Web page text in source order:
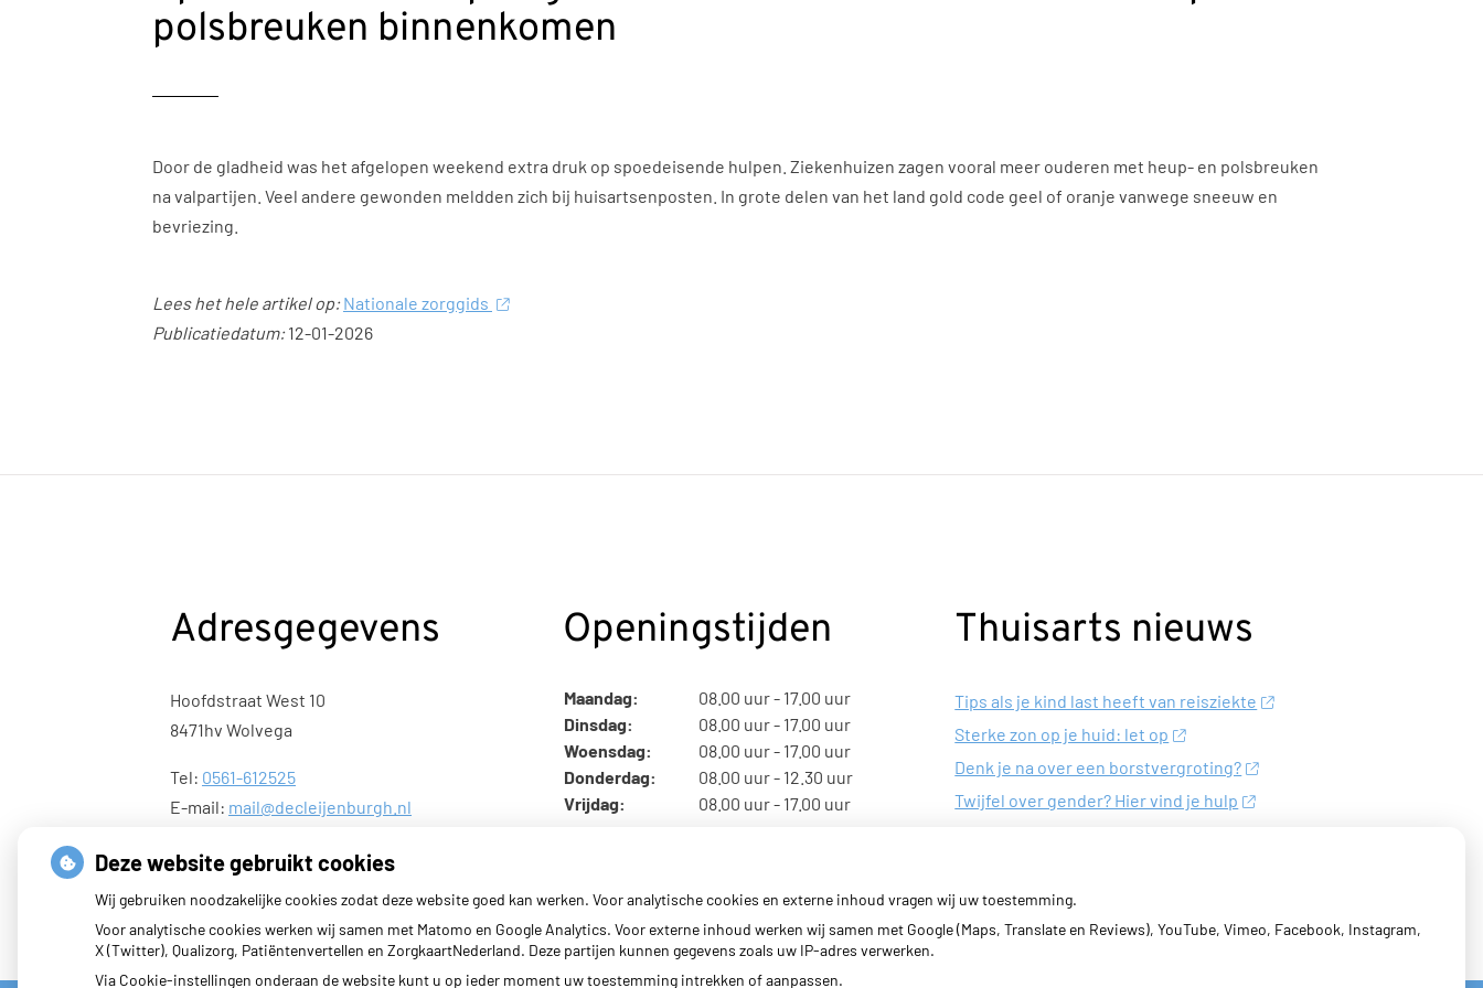
polsbreuken binnenkomen
Door de gladheid was het afgelopen weekend extra druk op spoedeisende hulpen. Ziekenhuizen zagen vooral meer ouderen met heup- en polsbreuken
na valpartijen. Veel andere gewonden meldden zich bij huisartsenposten. In grote delen van het land gold code geel of oranje vanwege sneeuw en
bevriezing.
Lees het hele artikel op: Nationale zorggids
Publicatiedatum:12-01-2026
Adresgegevens
Hoofdstraat West 10
8471hv Wolvega
Tel: 0561-612525
E-mail: mail@decleijenburgh.nl
Openingstijden
Maandag:
08.00 uur - 17.00 uur
Dinsdag:
08.00 uur - 17.00 uur
Woensdag:
08.00 uur - 17.00 uur
Donderdag:
08.00 uur - 12.30 uur
Vrijdag:
08.00 uur - 17.00 uur
Thuisarts nieuws
Tips als je kind last heeft van reisziekte
Sterke zon op je huid: let op
Denk je na over een borstvergroting?
Twijfel over gender? Hier vind je hulp
Deze website gebruikt cookies
Wij gebruiken noodzakelijke cookies zodat deze website goed kan werken. Voor analytische cookies en externe inhoud vragen wij uw toestemming.
Voor analytische cookies werken wij samen met Matomo en Google Analytics. Voor externe inhoud werken wij samen met Google (Maps, Translate en Reviews), YouTube, Vimeo, Facebook, Instagram,
X (Twitter), Qualizorg, Patiëntenvertellen en ZorgkaartNederland. Deze partijen kunnen gegevens zoals uw IP-adres verwerken.
Via Cookie-instellingen onderaan de website kunt u op ieder moment uw toestemming intrekken of aanpassen.